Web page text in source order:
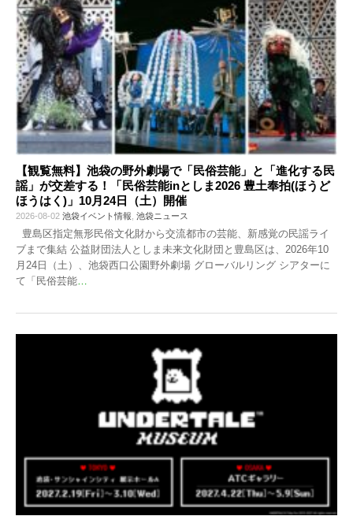
【観覧無料】池袋の野外劇場で「民俗芸能」と「進化する民
謡」が交差する！「民俗芸能inとしま2026 豊土奉拍(ほうど
ほうはく)」10月24日（土）開催
2026-08-02 池袋イベント情報 池袋ニュース
豊島区指定無形民俗文化財から交流都市の芸能、新感覚の民謡ライ
ブまで集結 公益財団法人としま未来文化財団と豊島区は、2026年10
月24日（土）、池袋西口公園野外劇場 グローバルリング シアターに
て「民俗芸能